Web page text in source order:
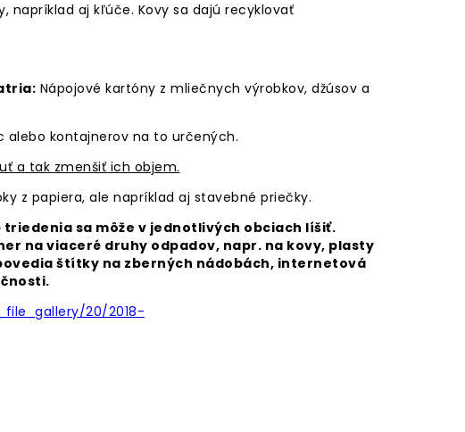
napríklad aj kľúče. Kovy sa dajú recyklovať
Nápojové kartóny z mliečnych výrobkov, džúsov a
alebo kontajnerov na to určených.
a tak zmenšiť ich objem.
z papiera, ale napríklad aj stavebné priečky.
sa môže v jednotlivých obciach líšiť.
na viaceré druhy odpadov, napr. na kovy, plasty
štítky na zberných nádobách, internetová
20/2018-